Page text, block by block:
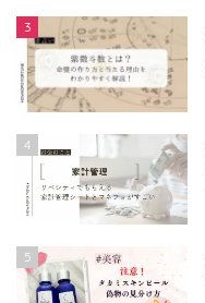
3
4
5